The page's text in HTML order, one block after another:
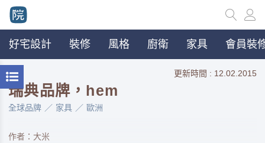
好宅設計 裝修 風格 廚衛 家具 會員裝
更新時間 : 12.02.2015
瑞典品牌，hem
全球品牌 家具 歐洲
作者：大米